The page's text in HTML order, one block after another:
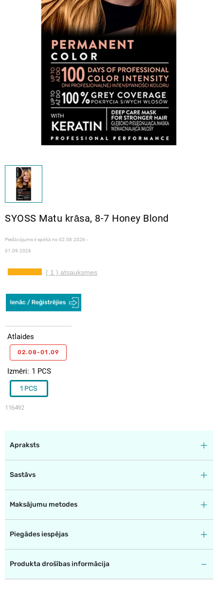
SYOSS Matu krāsa, 8-7 Honey Blond
Piedāvājums ir spēkā no 02.08.2026 -
01.09.2026
( 1 ) atsauksmes
116492
Izmēri 1 PCS
1 PCS
Atlaides
02.08-01.09
Apraksts
Sastāvs
Maksājumu metodes
Piegādes iespējas
Produkta drošības informācija